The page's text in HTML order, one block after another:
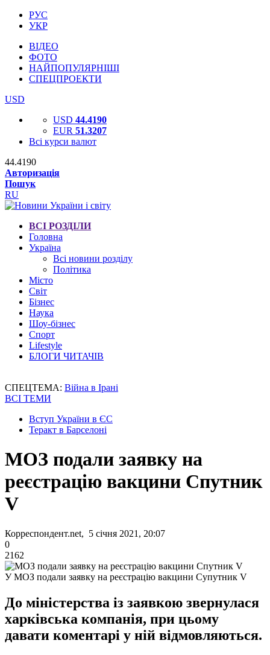
РУС
УКР
ВІДЕО
ФОТО
НАЙПОПУЛЯРНІШІ
СПЕЦПРОЕКТИ
USD
USD 44.4190
EUR 51.3207
Всі курси валют
44.4190
Авторизація
Пошук
RU
ВСІ РОЗДІЛИ
Головна
Україна
Всі новини розділу
Політика
Місто
Світ
Бізнес
Наука
Шоу-бізнес
Спорт
Lifestyle
БЛОГИ ЧИТАЧІВ
СПЕЦТЕМА: Війна в Ірані
ВСІ ТЕМИ
Вступ України в ЄС
Теракт в Барселоні
МОЗ подали заявку на
реєстрацію вакцини Спутник
V
Корреспондент.net, 5 січня 2021, 20:07
0
2162
У МОЗ подали заявку на реєстрацію вакцини Супутник V
До міністерства із заявкою звернулася
харківська компанія, при цьому
давати коментарі у ній відмовляються.